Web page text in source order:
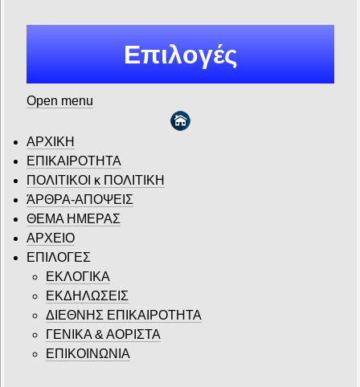
Επιλογές
Open menu
ΑΡΧΙΚΗ
ΕΠΙΚΑΙΡΟΤΗΤΑ
ΠΟΛΙΤΙΚΟΙ κ ΠΟΛΙΤΙΚΗ
ΆΡΘΡΑ-ΑΠΟΨΕΙΣ
ΘΕΜΑ ΗΜΕΡΑΣ
ΑΡΧΕΙΟ
ΕΠΙΛΟΓΕΣ
ΕΚΛΟΓΙΚΑ
ΕΚΔΗΛΩΣΕΙΣ
ΔΙΕΘΝΗΣ ΕΠΙΚΑΙΡΟΤΗΤΑ
ΓΕΝΙΚΑ & ΑΟΡΙΣΤΑ
ΕΠΙΚΟΙΝΩΝΙΑ